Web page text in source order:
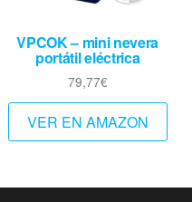
VPCOK – mini nevera
portátil eléctrica
79,77€
VER EN AMAZON